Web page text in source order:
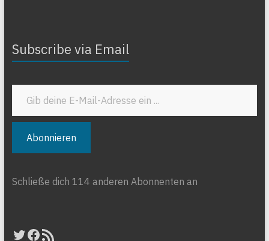
Subscribe via Email
Gib deine E-Mail-Adresse ein ...
Abonnieren
Schließe dich 114 anderen Abonnenten an
Twitter
Facebook
RSS-Feed